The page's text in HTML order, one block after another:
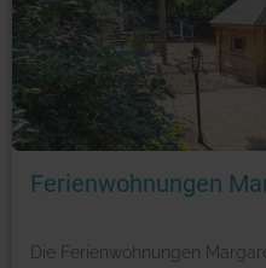
Ferienwohnungen
Die Ferienwohnungen